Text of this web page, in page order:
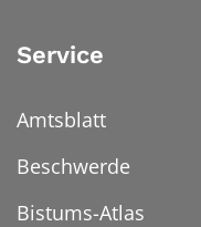
Service
Amtsblatt
Beschwerde
Bistums-Atlas